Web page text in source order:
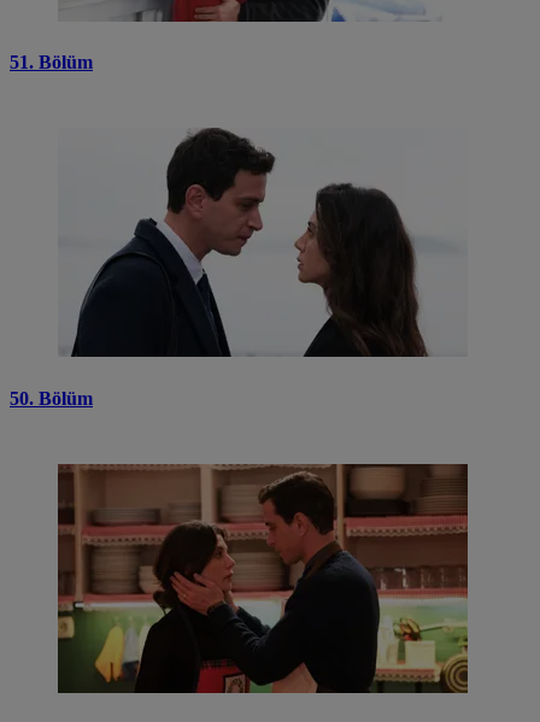
51. Bölüm
50. Bölüm